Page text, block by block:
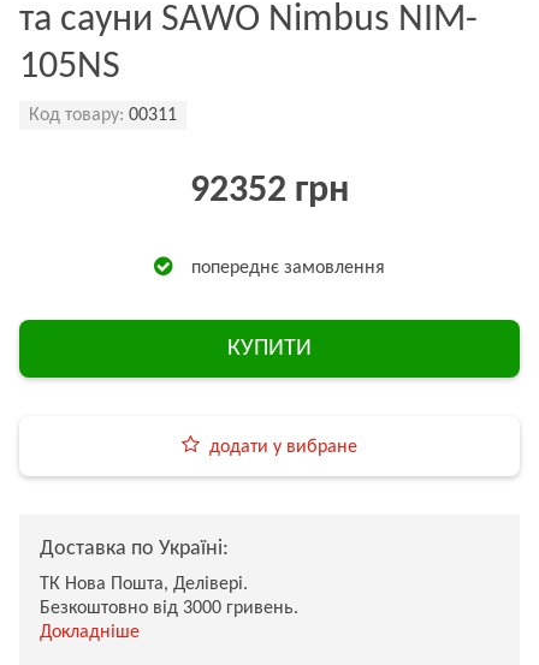
та сауни SAWO Nimbus NIM-
105NS
Код товару: 00311
92352 грн
попереднє замовлення
КУПИТИ
додати у вибране
Доставка по Україні:
ТК Нова Пошта, Делівері.
Безкоштовно від 3000 гривень.
Докладніше